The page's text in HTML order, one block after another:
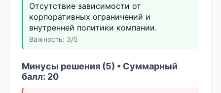
Отсутствие зависимости от
корпоративных ограничений и
внутренней политики компании.
Важность: 3/5
Минусы решения (5) • Суммарный
балл: 20